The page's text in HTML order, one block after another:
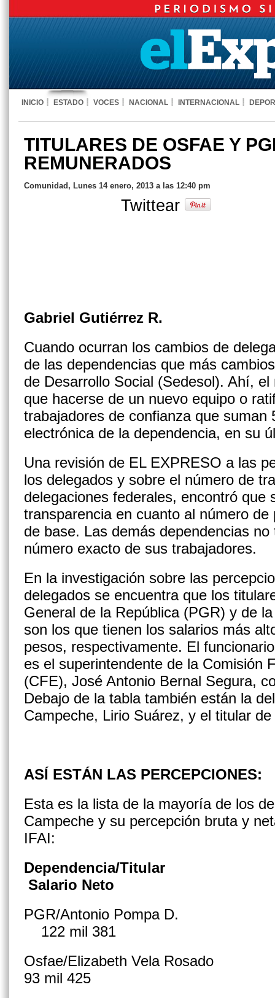
INICIO ESTADO VOCES NACIONAL INTERNACIONAL
TITULARES DE OSFAE Y
REMUNERADOS
Comunidad, Lunes 14 enero, 2013 a las 12:40 pm
Twittear
Gabriel Gutiérrez R.
Cuando ocurran los cambios de
de las dependencias que más
de Desarrollo Social (Sedesol). Ahí,
que hacerse de un nuevo equipo o
trabajadores de confianza que suman
electrónica de la dependencia, en su
Una revisión de EL EXPRESO a las
los delegados y sobre el número de
delegaciones federales, encontró que
transparencia en cuanto al número
de base. Las demás dependencias
número exacto de sus trabajadores.
En la investigación sobre las
delegados se encuentra que los
General de la República (PGR) y de
son los que tienen los salarios más
pesos, respectivamente. El
es el superintendente de la Comisión
(CFE), José Antonio Bernal Segura,
Debajo de la tabla también están la
Campeche, Lirio Suárez, y el titular
ASÍ ESTÁN LAS PERCEPCIONES:
Esta es la lista de la mayoría de los
Campeche y su percepción bruta y
IFAI:
Dependencia/Titular
Salario Neto
PGR/Antonio
122 mil 381
Osfae/Elizabeth Vela
93 mil 425